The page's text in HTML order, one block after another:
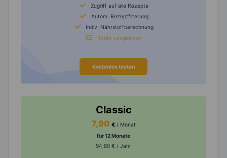
Zugriff auf alle Rezepte
Autom. Rezeptfilterung
Indiv. Nährstoffberechnung
Tarife vergleichen
Kostenlos testen
Classic
7,90 € / Monat
für 12 Monate
94,80 € / Jahr